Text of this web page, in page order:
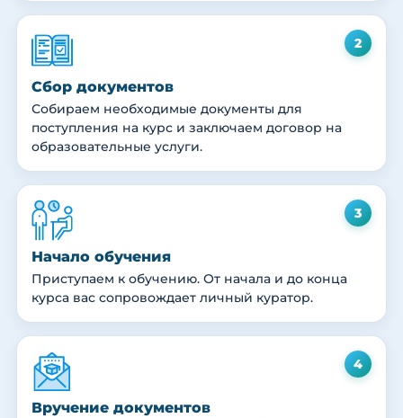
2
Сбор документов
Собираем необходимые документы для
поступления на курс и заключаем договор на
образовательные услуги.
3
Начало обучения
Приступаем к обучению. От начала и до конца
курса вас сопровождает личный куратор.
4
Вручение документов